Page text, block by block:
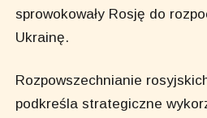
sprowokowały Rosję do
Ukrainę.
Rozpowszechnianie
podkreśla strategiczne